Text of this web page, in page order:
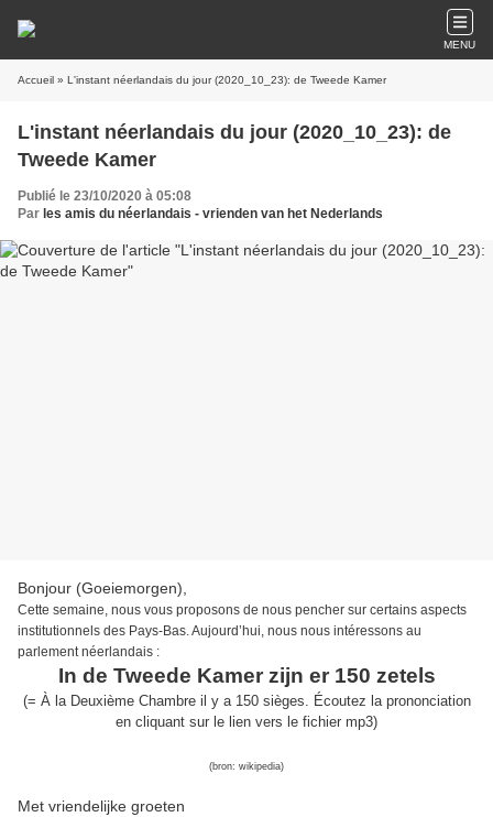
MENU
Accueil » L'instant néerlandais du jour (2020_10_23): de Tweede Kamer
L'instant néerlandais du jour (2020_10_23): de
Tweede Kamer
Publié le 23/10/2020 à 05:08
Par les amis du néerlandais - vrienden van het Nederlands
Bonjour (Goeiemorgen),
Cette semaine, nous vous proposons de nous pencher sur certains aspects
institutionnels des Pays-Bas.Aujourd’hui, nous nous intéressons au
parlement néerlandais :
In de Tweede Kamer zijn er 150 zetels
(= À l a Deuxième Chambre il y a 150 sièges. Écoutez la prononciation
en cliquant sur e lien vers le fichier mp3)
(bron: wikipedia)
Met vriendelijke groeten